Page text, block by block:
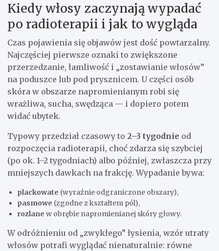
Kiedy włosy zaczynają wypadać
po radioterapii i jak to wygląda
Czas pojawienia się objawów jest dość powtarzalny.
Najczęściej pierwsze oznaki to zwiększone
przerzedzanie, łamliwość i „zostawianie włosów”
na poduszce lub pod prysznicem. U części osób
skóra w obszarze napromienianym robi się
wrażliwa, sucha, swędząca — i dopiero potem
widać ubytek.
Typowy przedział czasowy to 2–3 tygodnie od
rozpoczęcia radioterapii, choć zdarza się szybciej
(po ok. 1–2 tygodniach) albo później, zwłaszcza przy
mniejszych dawkach na frakcję. Wypadanie bywa:
plackowate (wyraźnie odgraniczone obszary),
pasmowe (zgodne z kształtem pól),
rozlane w obrębie napromienianej skóry głowy.
W odróżnieniu od „zwykłego” łysienia, wzór utraty
włosów potrafi wyglądać nienaturalnie: równe